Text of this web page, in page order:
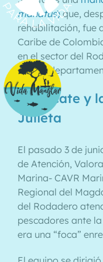
manatus)que,
rehabilitación, fue
Caribe de
en el sector del
Marta,
El rescate y
Julieta
El pasado 3 de
de Atención,
Marina- CAVR
Regional del
del Rodadero
pescadores ante
era una “foca”